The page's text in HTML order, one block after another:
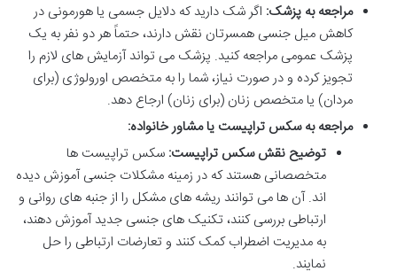
مراجعه به پزشک: اگر شک دارید که دلایل جسمی یا هورمونی در
کاهش میل جنسی همسرتان نقش دارند، حتماً هر دو نفر به یک
پزشک عمومی مراجعه کنید. پزشک می تواند آزمایش های لازم را
تجویز کرده و در صورت نیاز، شما را به متخصص اورولوژی (برای
مردان) یا متخصص زنان (برای زنان) ارجاع دهد.
مراجعه به سکس تراپیست یا مشاور خانواده:
توضیح نقش سکس تراپیست: سکس تراپیست ها
متخصصانی هستند که در زمینه مشکلات جنسی آموزش دیده
اند. آن ها می توانند ریشه های مشکل را از جنبه های روانی و
ارتباطی بررسی کنند، تکنیک های جنسی جدید آموزش دهند،
به مدیریت اضطراب کمک کنند و تعارضات ارتباطی را حل
نمایند.